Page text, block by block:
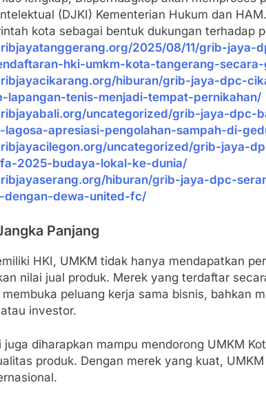
(DJKI) Kementerian Hukum dan
kota sebagai bentuk dukungan terhadap
2025/08/11/grib-jaya-
hki-umkm-kota-tangerang-
hiburan/grib-jaya-dpc-
lapangan-tenis-menjadi-tempat-pernikahan/
uncategorized/grib-jaya-dpc-
lagosa-apresiasi-pengolahan-sampah-di-
uncategorized/grib-jaya-
2025-budaya-lokal-ke-dunia/
hiburan/grib-jaya-dpc-
dengan-dewa-united-fc/
Panjang
HKI, UMKM tidak hanya mendapatkan
nilai jual produk. Merek yang terdaftar
peluang kerja sama bisnis, bahkan
investor.
juga diharapkan mampu mendorong UMKM
produk. Dengan merek yang kuat,